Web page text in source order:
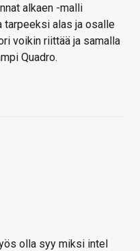
alkaen -malli
tarpeeksi alas ja osalle
voikin riittää ja samalla
Quadro.
olla syy miksi intel